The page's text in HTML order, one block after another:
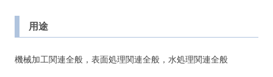
用途
機械加工関連全般，表面処理関連全般，水処理関連全般